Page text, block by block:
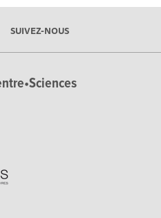
SUIVEZ-NOUS